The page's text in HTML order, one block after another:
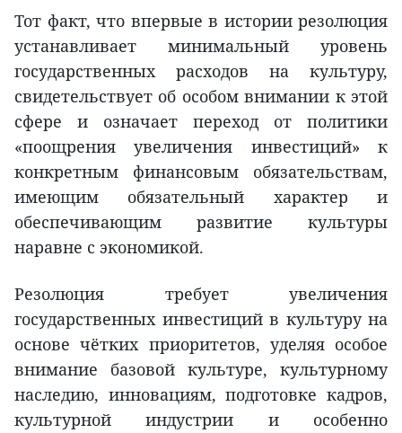
Тот факт, что впервые в истории резолюция
устанавливает минимальный уровень
государственных расходов на культуру,
свидетельствует об особом внимании к этой
сфере и означает переход от политики
«поощрения увеличения инвестиций» к
конкретным финансовым обязательствам,
имеющим обязательный характер и
обеспечивающим развитие культуры
наравне с экономикой.
Резолюция требует увеличения
государственных инвестиций в культуру на
основе чётких приоритетов, уделяя особое
внимание базовой культуре, культурному
наследию, инновациям, подготовке кадров,
культурной индустрии и особенно